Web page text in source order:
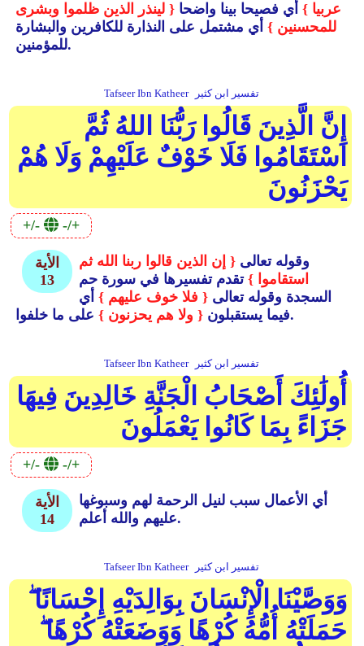
عربيا }أي فصيحا بينا واضحا { لينذر الذين ظلموا وبشرى
للمحسنين }أي مشتمل على النذارة للكافرين والبشارة
للمؤمنين.
Tafseer Ibn Katheer تفسير ابن كثير
إِنَّ الَّذِينَ قَالُوا رَبُّنَا اللهُ ثُمَّ
اسْتَقَامُوا فَلَا خَوْفٌ عَلَيْهِمْ وَلَا هُمْ
يَحْزَنُونَ
+/- -/+
الأية
13
وقوله تعالى { إن الذين قالوا ربنا الله ثم
استقاموا }تقدم تفسيرها في سورة حم
السجدة وقوله تعالى { فلا خوف عليهم }أي
فيما يستقبلون { ولا هم يحزنون } على ما خلفوا.
Tafseer Ibn Katheer تفسير ابن كثير
أُولَٰئِكَ أَصْحَابُ الْجَنَّةِ خَالِدِينَ فِيهَا
جَزَاءً بِمَا كَانُوا يَعْمَلُونَ
+/- -/+
الأية
14
أي الأعمال سبب لنيل الرحمة لهم وسبوغها
عليهم والله أعلم.
Tafseer Ibn Katheer تفسير ابن كثير
وَوَصَّيْنَا الْإِنْسَانَ بِوَالِدَيْهِ إِحْسَانًا ۖ
حَمَلَتْهُ أُمُّهُ كُرْهًا وَوَضَعَتْهُ كُرْهًا ۖ